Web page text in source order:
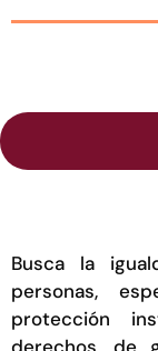
Busca la
personas,
protección